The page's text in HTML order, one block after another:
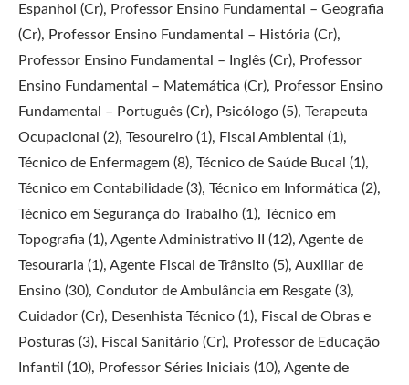
Espanhol (Cr), Professor Ensino Fundamental – Geografia
(Cr), Professor Ensino Fundamental – História (Cr),
Professor Ensino Fundamental – Inglês (Cr), Professor
Ensino Fundamental – Matemática (Cr), Professor Ensino
Fundamental – Português (Cr), Psicólogo (5), Terapeuta
Ocupacional (2), Tesoureiro (1), Fiscal Ambiental (1),
Técnico de Enfermagem (8), Técnico de Saúde Bucal (1),
Técnico em Contabilidade (3), Técnico em Informática (2),
Técnico em Segurança do Trabalho (1), Técnico em
Topografia (1), Agente Administrativo II (12), Agente de
Tesouraria (1), Agente Fiscal de Trânsito (5), Auxiliar de
Ensino (30), Condutor de Ambulância em Resgate (3),
Cuidador (Cr), Desenhista Técnico (1), Fiscal de Obras e
Posturas (3), Fiscal Sanitário (Cr), Professor de Educação
Infantil (10), Professor Séries Iniciais (10), Agente de